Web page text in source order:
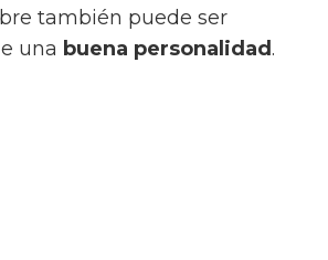
también puede ser
una buena personalidad .